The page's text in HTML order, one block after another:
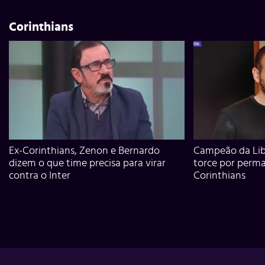
Corinthians
Ex-Corinthians, Zenon e Bernardo
dizem o que time precisa para virar
contra o Inter
Campeão da
torce por
Corinthians